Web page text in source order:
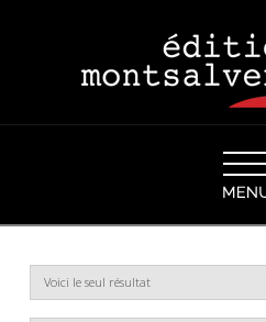
Voici le seul résultat